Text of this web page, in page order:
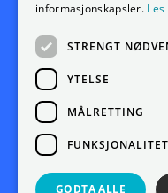
Få de
Meld
informasjonskapsler.
STRENGT
YTELSE
MÅLRETTING
FUNKSJONALITET
GODTA ALLE